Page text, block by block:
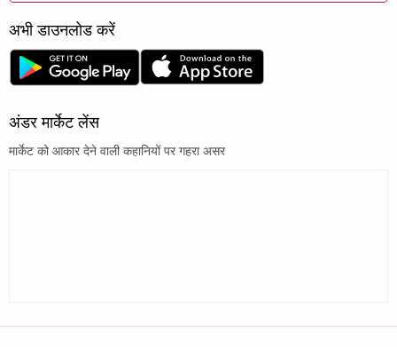
अभी डाउनलोड करें
अंडर मार्केट लेंस
मार्केट को आकार देने वाली कहानियों पर गहरा असर